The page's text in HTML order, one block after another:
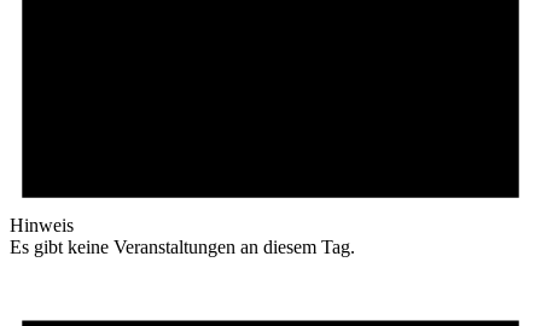
Hinweis
Es gibt keine Veranstaltungen an diesem Tag.